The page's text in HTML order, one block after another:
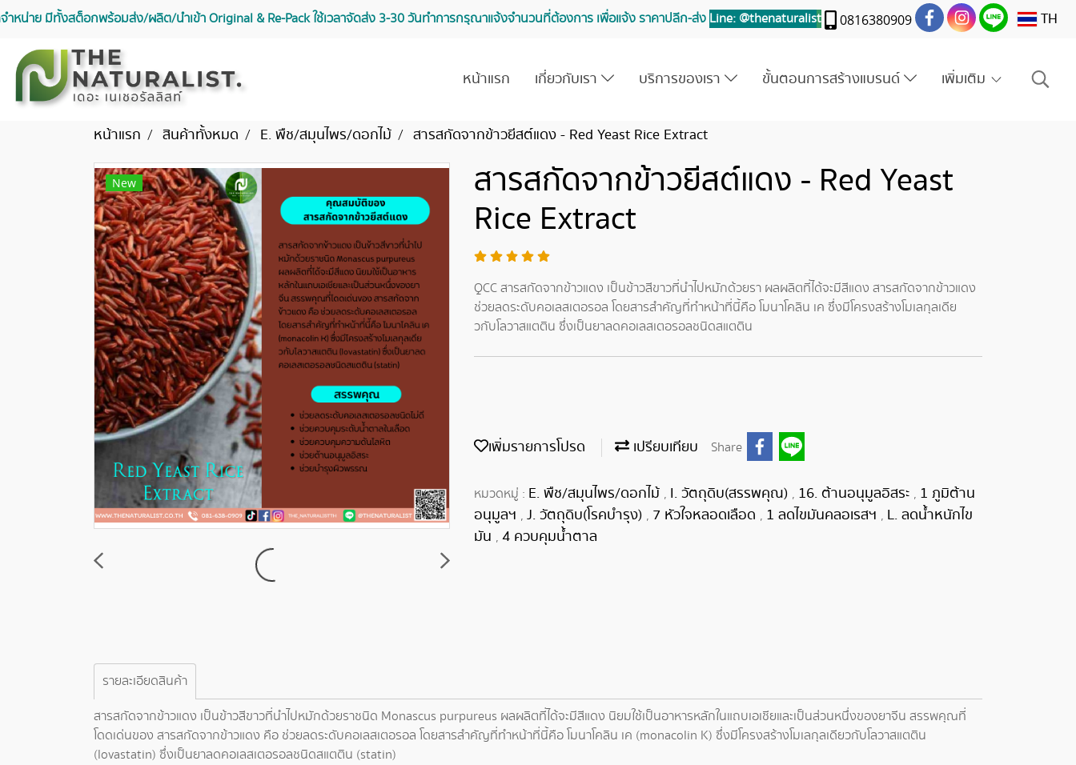
น่าย มีทั้งสต็อกพร้อมส่ง/ผลิต/นำเข้า Original & Re-Pack ใช้เวลาจัดส่ง 3-30 วันทำการ กรุณาแจ้งจำนวนที่ต้องการ เพื่อแจ้ง ราคาปลีก-ส่ง Line: @thenaturalist 0816380909 TH
หน้าแรก เกี่ยวกับเรา บริการของเรา ขั้นตอนการสร้างแบรนด์ เพิ่มเติม
หน้าแรก สินค้าทั้งหมด E. พืช/สมุนไพร/ดอกไม้ สารสกัดจากข้าวยีสต์แดง - Red Yeast Rice Extract
New
สารสกัดจากข้าวยีสต์แดง - Red Yeast
Rice Extract
QCC สารสกัดจากข้าวแดง เป็นข้าวสีขาวที่นำไปหมักด้วยรา ผลผลิตที่ได้จะมีสีแดง สารสกัดจากข้าวแดง
ช่วยลดระดับคอเลสเตอรอล โดยสารสำคัญที่ทำหน้าที่นี้คือ โมนาโคลิน เค ซึ่งมีโครงสร้างโมเลกุลเดีย
วกับโลวาสแตติน ซึ่งเป็นยาลดคอเลสเตอรอลชนิดสแตติน
เพิ่มรายการโปรด เปรียบเทียบ Share
หมวดหมู่ : E. พืช/สมุนไพร/ดอกไม้ , I. วัตถุดิบ(สรรพคุณ) , 16. ต้านอนุมูลอิสระ , 1 ภูมิต้าน
อนุมูลฯ , J. วัตถุดิบ(โรคบำรุง) , 7 หัวใจหลอดเลือด , 1 ลดไขมันคลอเรสฯ , L. ลดน้ำหนักไข
มัน , 4 ควบคุมน้ำตาล
รายละเอียดสินค้า
สารสกัดจากข้าวแดง เป็นข้าวสีขาวที่นำไปหมักด้วยราชนิด Monascus purpureus ผลผลิตที่ได้จะมีสีแดง นิยมใช้เป็นอาหารหลักในแถบเอเชียและเป็นส่วนหนึ่งของยาจีน สรรพคุณที่
โดดเด่นของ สารสกัดจากข้าวแดง คือ ช่วยลดระดับคอเลสเตอรอล โดยสารสำคัญที่ทำหน้าที่นี้คือ โมนาโคลิน เค (monacolin K) ซึ่งมีโครงสร้างโมเลกุลเดียวกับโลวาสแตติน
(lovastatin) ซึ่งเป็นยาลดคอเลสเตอรอลชนิดสแตติน (statin)